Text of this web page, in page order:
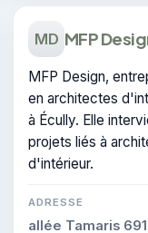
MD MFP
MFP Design,
en architectes
à Écully. Elle
projets liés à
d'intérieur.
ADRESSE
allée Tamaris